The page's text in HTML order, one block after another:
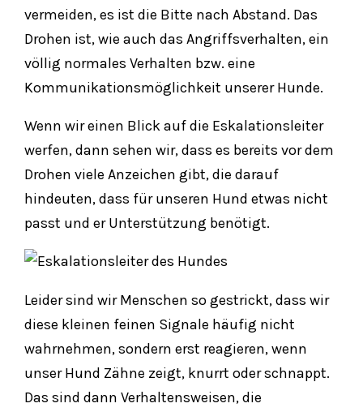
vermeiden, es ist die Bitte nach Abstand. Das
Drohen ist, wie auch das Angriffsverhalten, ein
völlig normales Verhalten bzw. eine
Kommunikationsmöglichkeit unserer Hunde.
Wenn wir einen Blick auf die Eskalationsleiter
werfen, dann sehen wir, dass es bereits vor dem
Drohen viele Anzeichen gibt, die darauf
hindeuten, dass für unseren Hund etwas nicht
passt und er Unterstützung benötigt.
Leider sind wir Menschen so gestrickt, dass wir
diese kleinen feinen Signale häufig nicht
wahrnehmen, sondern erst reagieren, wenn
unser Hund Zähne zeigt, knurrt oder schnappt.
Das sind dann Verhaltensweisen, die